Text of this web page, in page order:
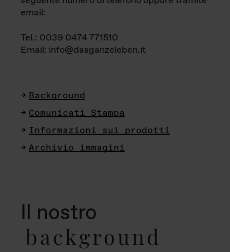
email:
Tel.: 0039 0474 771510
Email: info@dasganzeleben.it
Background
Comunicati Stampa
Informazioni sui prodotti
Archivio immagini
Il nostro
background